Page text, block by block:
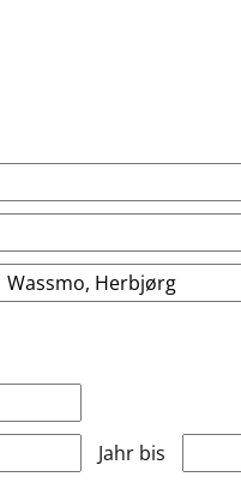
Medien anzeigen, die
Jahr bis